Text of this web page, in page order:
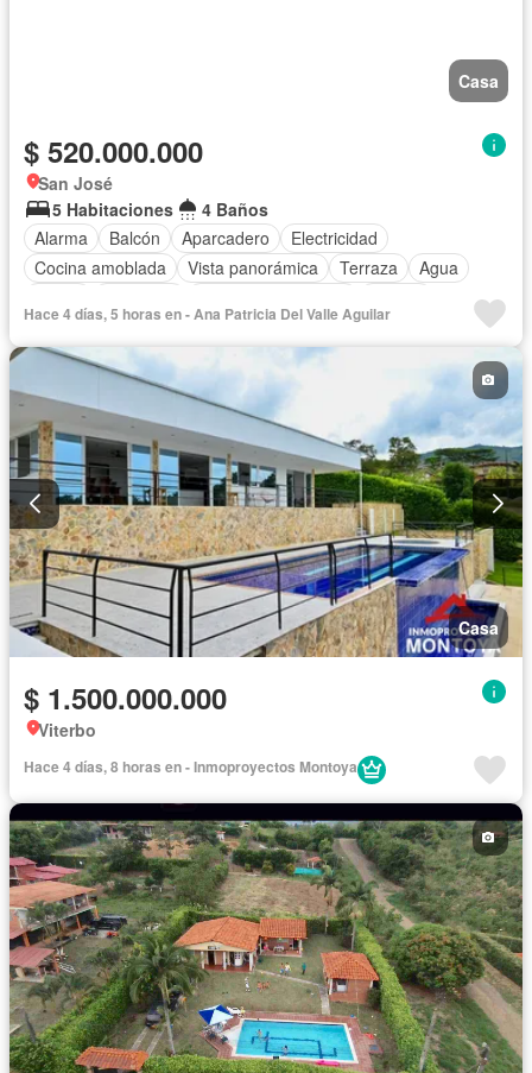
Casa
$ 520.000.000
San José
5 Habitaciones
4 Baños
Alarma
Balcón Aparcadero
Electricidad
Cocina amoblada
Vista panorámica Terraza
Agua
Hace 4 días, 5 horas en - Ana Patricia Del Valle Aguilar
Casa
$ 1.500.000.000
Viterbo
Hace 4 días, 8 horas en - Inmoproyectos Montoya